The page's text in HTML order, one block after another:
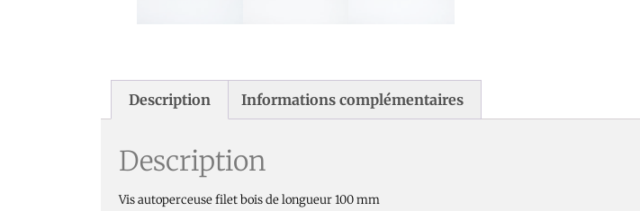
Description Informations complémentaires
Description
Vis autoperceuse filet bois de longueur 100 mm